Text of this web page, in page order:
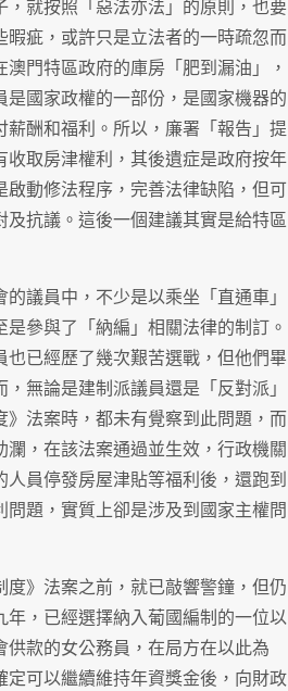
就按照「惡法亦法」的原則，也要
疵，或許只是立法者的一時疏忽而
門特區政府的庫房「肥到漏油」，
國家政權的一部份，是國家機器的
酬和福利。所以，廉署「報告」提
取房津權利，其後遺症是政府按年
動修法程序，完善法律缺陷，但可
抗議。這後一個建議其實是給特區
議員中，不少是以乘坐「直通車」
參與了「納編」相關法律的制訂。
已經歷了幾次艱苦選戰，但他們畢
無論是建制派議員還是「反對派」
法案時，都未有覺察到此問題，而
，在該法案通過並生效，行政機關
員停發房屋津貼等福利後，還跑到
題，實質上卻是涉及到國家主權問
》法案之前，就已敲響警鐘，但仍
，已經選擇納入葡國編制的一位以
款的女公務員，在局方在以此為
可以繼續維持年資獎金後，向財政